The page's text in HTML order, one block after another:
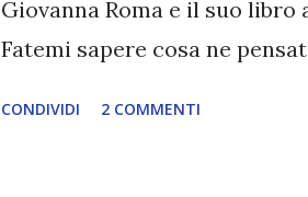
Giovanna Roma e il suo
Fatemi sapere cosa ne
CONDIVIDI 2 COMMENTI